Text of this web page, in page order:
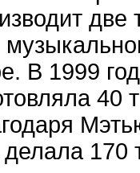
В 1999
делала 170